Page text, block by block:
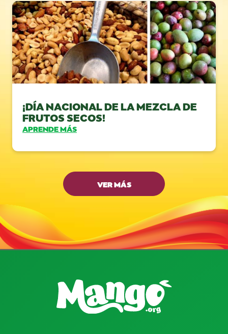
¡DÍA NACIONAL DE LA MEZCLA DE
FRUTOS SECOS!
APRENDE MÁS
VER MÁS